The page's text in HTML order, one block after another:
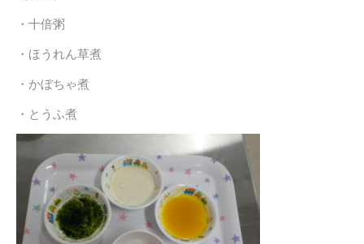
・十倍粥
・ほうれん草煮
・かぼちゃ煮
・とうふ煮